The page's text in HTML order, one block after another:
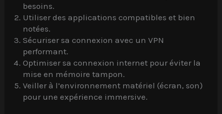
besoins.
Utiliser des applications compatibles et bien
notées.
Sécuriser sa connexion avec un VPN
performant.
Optimiser sa connexion internet pour éviter la
mise en mémoire tampon.
Veiller à l’environnement matériel (écran, son)
pour une expérience immersive.